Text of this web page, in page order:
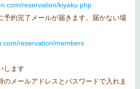
reservation/kiyaku.php
予約完了メールが届きます。届かない場
reservation/members
します
のメールアドレスとパスワードで入れま